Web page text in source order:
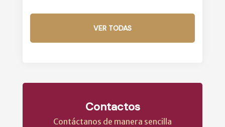
VER TODAS
Contactos
Contáctanos de manera sencilla